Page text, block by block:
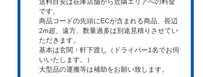
送料目安は在庫店舗から近隣エリアへの料金
です。
商品コードの先頭にECが含まれる商品、長辺
2m超、遠方、数量過多は別途見積り させてい
ただきます。
基本は玄関・軒下渡し
（ドライバー1名でお伺
いいたします。）
大型品の運搬等は補助をお願い致します。